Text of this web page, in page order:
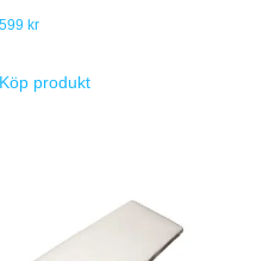
599 kr
Köp produkt